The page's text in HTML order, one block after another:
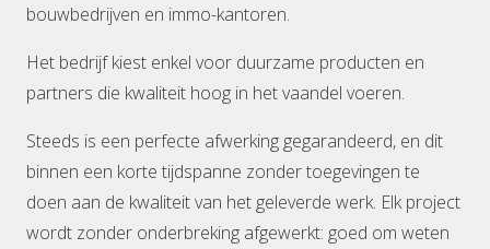
bouwbedrijven en immo-kantoren.
Het bedrijf kiest enkel voor duurzame producten en
partners die kwaliteit hoog in het vaandel voeren.
Steeds is een perfecte afwerking gegarandeerd, en dit
binnen een korte tijdspanne zonder toegevingen te
doen aan de kwaliteit van het geleverde werk. Elk project
wordt zonder onderbreking afgewerkt: goed om weten